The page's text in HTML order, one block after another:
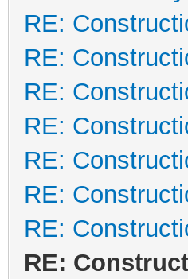
RE:
RE:
RE:
RE:
RE:
RE:
RE:
RE: